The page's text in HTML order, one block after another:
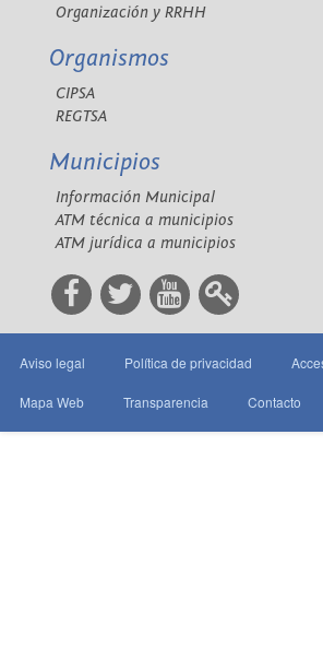
Organización y RRHH
Organismos
CIPSA
REGTSA
Municipios
Información Municipal
ATM técnica a municipios
ATM jurídica a municipios
Aviso legal Política de privacidad
Mapa Web Transparencia Contacto